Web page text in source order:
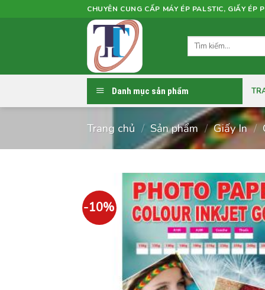
CHUYÊN CUNG CẤP MÁY ÉP PALSTIC, GIẤY
Tìm
Danh mục sản phẩm
Trang chủ / Sản phẩm / Giấy In /
-10%